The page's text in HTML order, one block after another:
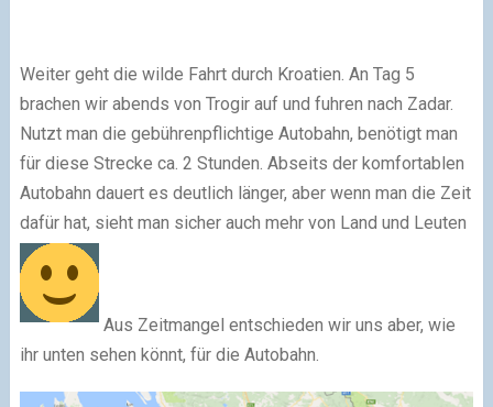
Weiter geht die wilde Fahrt durch Kroatien. An Tag 5
brachen wir abends von Trogir auf und fuhren nach Zadar.
Nutzt man die gebührenpflichtige Autobahn, benötigt man
für diese Strecke ca. 2 Stunden. Abseits der komfortablen
Autobahn dauert es deutlich länger, aber wenn man die Zeit
dafür hat, sieht man sicher auch mehr von Land und Leuten
Aus Zeitmangel entschieden wir uns aber, wie
ihr unten sehen könnt, für die Autobahn.